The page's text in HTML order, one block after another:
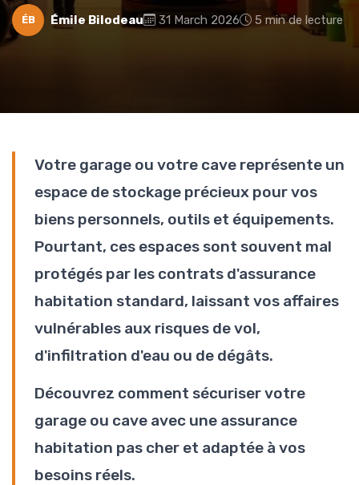
ÉB Émile Bilodeau 31 March 2026 5 min de lecture
Votre garage ou votre cave représente un
espace de stockage précieux pour vos
biens personnels, outils et équipements.
Pourtant, ces espaces sont souvent mal
protégés par les contrats d'assurance
habitation standard, laissant vos affaires
vulnérables aux risques de vol,
d'infiltration d'eau ou de dégâts.
Découvrez comment sécuriser votre
garage ou cave avec une assurance
habitation pas cher et adaptée à vos
besoins réels.